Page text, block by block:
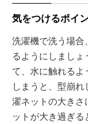
気をつけるポイ
洗濯機で洗う場
るようにしまし
て、水に触れるよ
しまうと、型崩
濯ネットの大きさ
ットが大き過ぎ